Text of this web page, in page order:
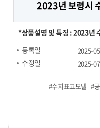
대형마트 농산
실구매 영수증 기반 대형마트
및 용량에 따라 가격 협의 - 구매 가능 기간 : 24년 1월 ~ - 구매 채널 :
대형마트 - 주요 컬럼 : 영수
(과일, 채소) 구매가 포함된
등록일 2025-
수정일 2025-
#농산물 #대형
신용카드
[신용카드 결제 데이터] ▶ 채널별 TOP 100 SKU : 29,000원 ▶
RAW 형 데이터 : 5,000,000원 채널 : 네이버, 오아시스마켓,
림, 컬리, 쿠팡 기간 : 25년 1
등록일 2025-
수정일 2025-
#샘플3 #카드
영수
[영수증 이미지 데이터 장당 100원] 채널 : 대형마트,
24년 1월 ~ ※온라인, 오프라
이 다를 수 있음
등록일 2025-
수정일 2025-
#샘플1 #샘플4
전국
[POS 기반 전국 지역별 외식 물가 데이터] - 1
역별 메뉴 최저가, 최고가,
RAW : 500만원 *협의 -- 지역 구분 : 전국 17개 광역시도 -- 업종 구
찌개, 된장찌개, 삼계탕 설
라라떼(HOT), 바닐라라떼
리카노(ICE), 에이드, 카라
등록일 2025-
수정일 2025-
#외식 #샘플2
[합성] HTB
본 데이터는 "헬스브릿지"
GAN(적대적 생성 신경망,
모델을 활용하여 생성한 가상의 합성데
니고 있어 임상 연구 및 의료 알
셋은 개인정보 보호 및 연구
Data) 기법을 기반으로 생
등록일 2025-
수정일 2025-
#PTSD #스트레스 #
2023년 보령시
*상품설명 및 특징 : 2023년
고점을 활용했은며, 등고오류
2023년 1월 ~ 2023년 12월 *컬럼정보 : 비정형이미지로 칼럼정보
예제 : 각종 GIS시스템 및 서비스 구축 *제한: 본자
개제한자료로서 민간에 제공할 수 없습니다
에 따른 비공개 데이터이므
등록일 2025-
수정일 2025-
#수치표고모델 #